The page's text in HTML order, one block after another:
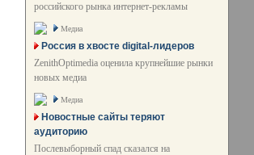
российского рынка интернет-рекламы
Медиа
Россия в хвосте digital-лидеров
ZenithOptimedia оценила крупнейшие рынки
новых медиа
Медиа
Новостные сайты теряют
аудиторию
Послевыборный спад сказался на